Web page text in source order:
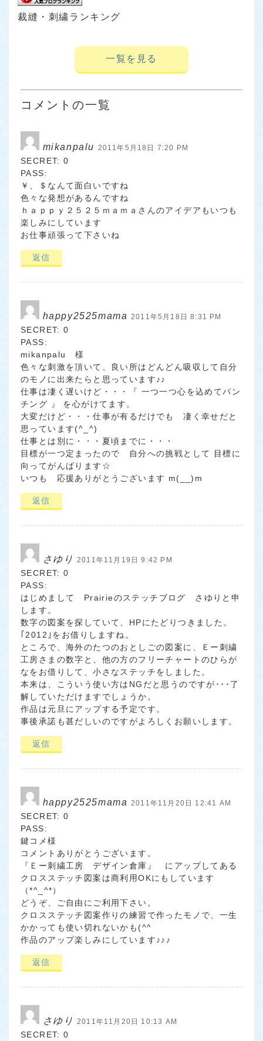
裁縫・刺繍ランキング
一覧を見る
コメントの一覧
mikanpalu 2011年5月18日 7:20 PM
SECRET: 0
PASS:
￥、＄なんて面白いですね
色々な発想があるんですね
ｈａｐｐｙ２５２５ｍａｍａさんのアイデアもいつも
楽しみにしています
お仕事頑張って下さいね
返信
happy2525mama 2011年5月18日 8:31 PM
SECRET: 0
PASS:
mikanpalu 様
色々な刺激を頂いて、良い所はどんどん吸収して自分
のモノに出来たらと思っています♪♪
仕事は凄く遅いけど・・・『 一つ一つ心を込めてパン
チング 』 を心がけてます。
大変だけど・・・仕事が有るだけでも 凄く幸せだと
思っています(^_^)
仕事とは別に・・・夏頃までに・・・
目標が一つ定まったので 自分への挑戦として 目標に
向ってがんばります☆
いつも 応援ありがとうございます m(__)m
返信
さゆり 2011年11月19日 9:42 PM
SECRET: 0
PASS:
はじめまして Prairieのステッチブログ さゆりと申
します。
数字の図案を探していて、HPにたどりつきました。
｢2012｣をお借りしますね。
ところで、海外のたつのおとしごの図案に、Ｅー刺繍
工房さまの数字と、他の方のフリーチャートのひらが
なをお借りして、小さなステッチをしました。
本来は、こういう使い方はNGだと思うのですが･･･了
解していただけますでしょうか。
作品は元旦にアップする予定です。
事後承諾も甚だしいのですがよろしくお願いします。
返信
happy2525mama 2011年11月20日 12:41 AM
SECRET: 0
PASS:
鍵コメ様
コメントありがとうございます。
『Ｅー刺繍工房 デザイン倉庫』 にアップしてある
クロスステッチ図案は商利用OKにもしています
（*^_^*）
どうぞ、ご自由にご利用下さい。
クロスステッチ図案作りの練習で作ったモノで、一生
かかっても使い切れないかも(^^ゞ
作品のアップ楽しみにしています♪♪♪
返信
さゆり 2011年11月20日 10:13 AM
SECRET: 0